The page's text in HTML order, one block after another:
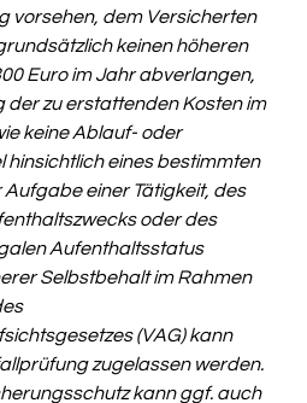
vorsehen, dem Versicherten
keinen höheren
Euro im Jahr abverlangen,
der zu erstattenden Kosten im
keine Ablauf- oder
hinsichtlich eines bestimmten
einer Tätigkeit, des
oder des
Aufenthaltsstatus
Selbstbehalt im Rahmen
(VAG) kann
zugelassen werden.
kann ggf. auch